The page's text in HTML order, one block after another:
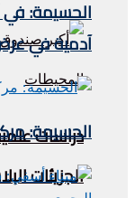
دراسات
الجزيئات
الحسيمة: في
آدمية في
الحسيمة: